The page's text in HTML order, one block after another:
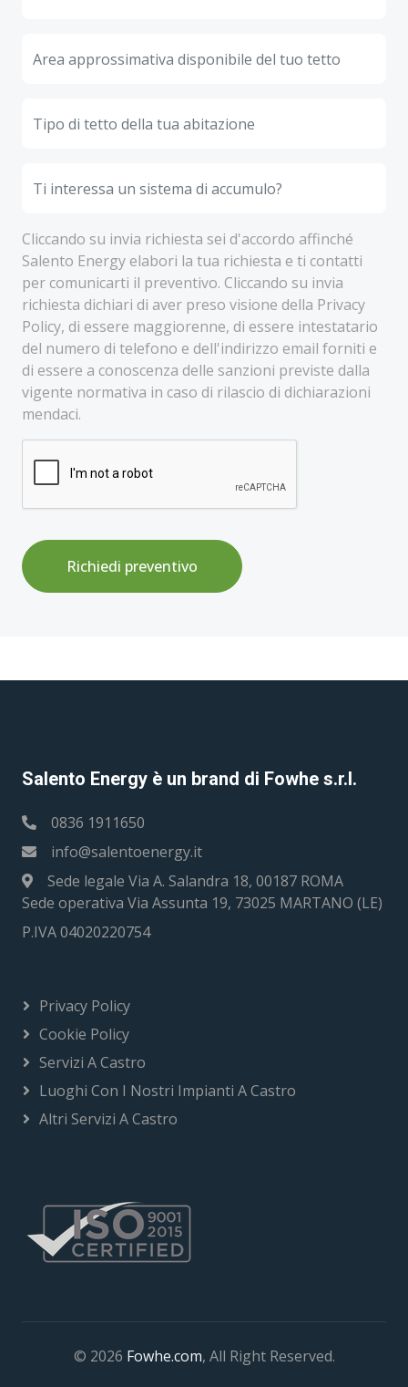
Cliccando su invia richiesta sei d'accordo affinché
Salento Energy elabori la tua richiesta e ti contatti
per comunicarti il preventivo. Cliccando su invia
richiesta dichiari di aver preso visione della Privacy
Policy, di essere maggiorenne, di essere intestatario
del numero di telefono e dell'indirizzo email forniti e
di essere a conoscenza delle sanzioni previste dalla
vigente normativa in caso di rilascio di dichiarazioni
mendaci.
Richiedi preventivo
Salento Energy è un brand di Fowhe s.r.l.
0836 1911650
info@salentoenergy.it
Sede legale Via A. Salandra 18, 00187 ROMA
Sede operativa Via Assunta 19, 73025 MARTANO (LE)
P.IVA 04020220754
Privacy Policy
Cookie Policy
Servizi A Castro
Luoghi Con I Nostri Impianti A Castro
Altri Servizi A Castro
© 2026 Fowhe.com, All Right Reserved.